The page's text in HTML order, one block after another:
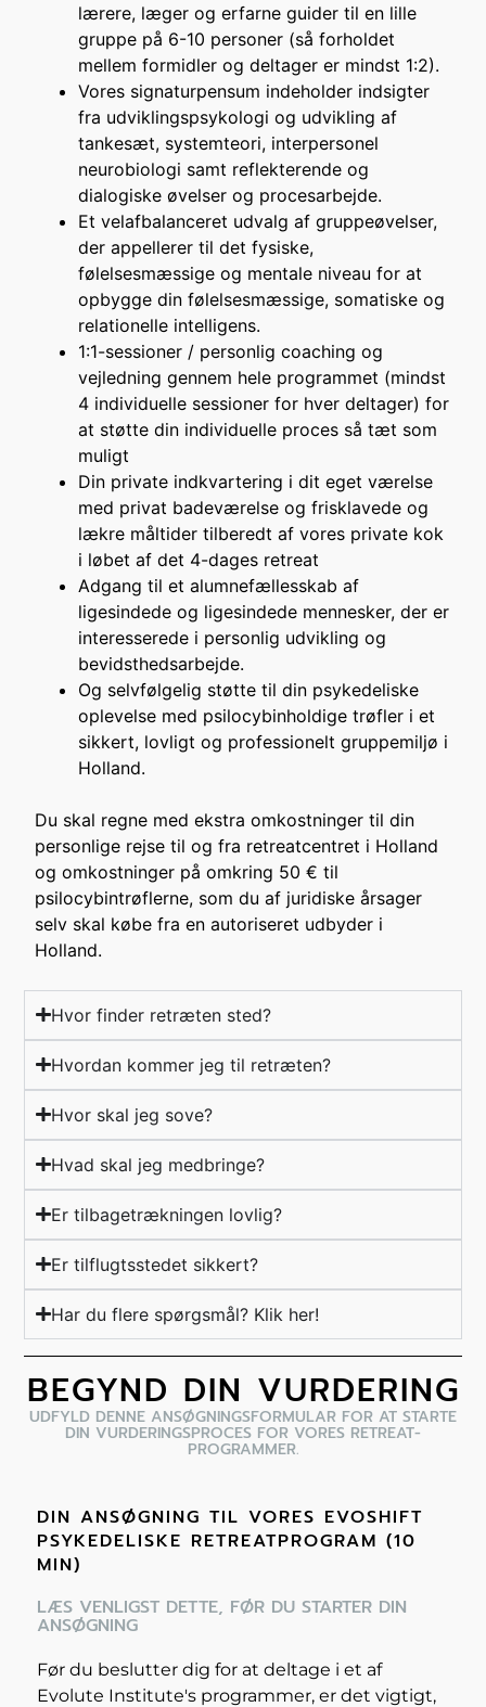
lærere, læger og erfarne guider til en lille
gruppe på 6-10 personer (så forholdet
mellem formidler og deltager er mindst 1:2).
Vores signaturpensum indeholder indsigter
fra udviklingspsykologi og udvikling af
tankesæt, systemteori, interpersonel
neurobiologi samt reflekterende og
dialogiske øvelser og procesarbejde.
Et velafbalanceret udvalg af gruppeøvelser,
der appellerer til det fysiske,
følelsesmæssige og mentale niveau for at
opbygge din følelsesmæssige, somatiske og
relationelle intelligens.
1:1-sessioner / personlig coaching og
vejledning gennem hele programmet (mindst
4 individuelle sessioner for hver deltager) for
at støtte din individuelle proces så tæt som
muligt
Din private indkvartering i dit eget værelse
med privat badeværelse og frisklavede og
lækre måltider tilberedt af vores private kok
i løbet af det 4-dages retreat
Adgang til et alumnefællesskab af
ligesindede og ligesindede mennesker, der er
interesserede i personlig udvikling og
bevidsthedsarbejde.
Og selvfølgelig støtte til din psykedeliske
oplevelse med psilocybinholdige trøfler i et
sikkert, lovligt og professionelt gruppemiljø i
Holland.
Du skal regne med ekstra omkostninger til din
personlige rejse til og fra retreatcentret i Holland
og omkostninger på omkring 50 € til
psilocybintrøflerne, som du af juridiske årsager
selv skal købe fra en autoriseret udbyder i
Holland.
Hvor finder retræten sted?
Hvordan kommer jeg til retræten?
Hvor skal jeg sove?
Hvad skal jeg medbringe?
Er tilbagetrækningen lovlig?
Er tilflugtsstedet sikkert?
Har du flere spørgsmål? Klik her!
BEGYND DIN VURDERING
UDFYLD DENNE ANSØGNINGSFORMULAR FOR AT STARTE
DIN VURDERINGSPROCES FOR VORES RETREAT-
PROGRAMMER.
DIN ANSØGNING TIL VORES EVOSHIFT
PSYKEDELISKE RETREATPROGRAM (10
MIN)
LÆS VENLIGST DETTE, FØR DU STARTER DIN
ANSØGNING
Før du beslutter dig for at deltage i et af
Evolute Institute's programmer, er det vigtigt,